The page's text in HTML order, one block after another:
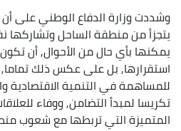
وشددت وزارة الدفاع الوطني على أن
يتجزأ من منطقة الساحل وتشاركها
يمكنها بأي حال من الأحوال, أن
استقرارها, بل على عكس ذلك تماما,
للمساهمة في التنمية الاقتصادية
تكريسا لمبدأ التضامن, ووفاء للعلاقات
المتميزة التي تربطها مع شعوب